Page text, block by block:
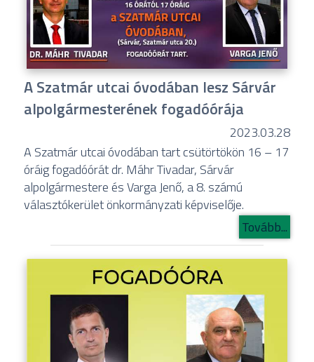
A Szatmár utcai óvodában lesz Sárvár
alpolgármesterének fogadóórája
2023.03.28
A Szatmár utcai óvodában tart csütörtökön 16 – 17
óráig fogadóórát dr. Máhr Tivadar, Sárvár
alpolgármestere és Varga Jenő, a 8. számú
választókerület önkormányzati képviselője.
Tovább...